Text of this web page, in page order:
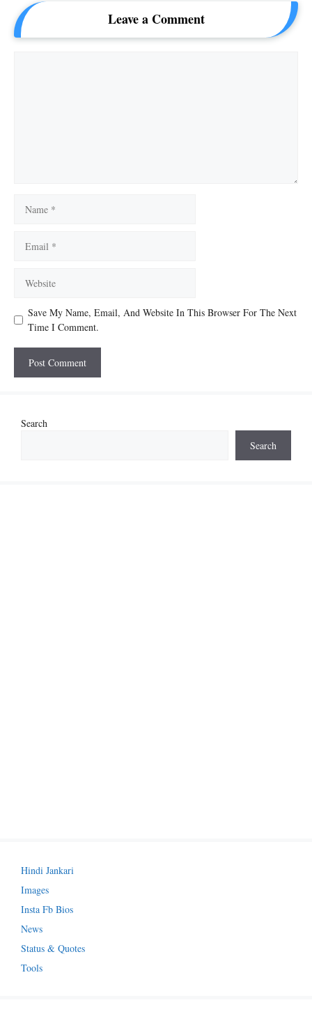
Leave a Comment
Save My Name, Email, And Website In This Browser For The Next
Time I Comment.
Search
Search
Hindi Jankari
Images
Insta Fb Bios
News
Status & Quotes
Tools